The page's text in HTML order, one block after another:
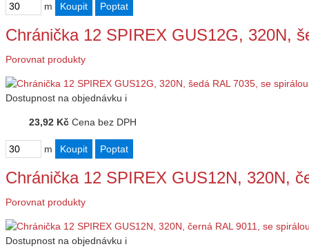
m
Chránička 12 SPIREX GUS12G, 320N,
Porovnat produkty
Dostupnost na objednávku i
23,92 Kč Cena bez DPH
m
Chránička 12 SPIREX GUS12N, 320N,
Porovnat produkty
Dostupnost na objednávku i